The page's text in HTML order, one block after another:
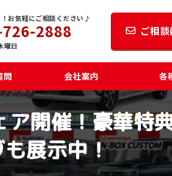
お気軽にご相談ください♪
2888
曜日
ご相
問 会社案内 各
開催！豪華特
展示中！